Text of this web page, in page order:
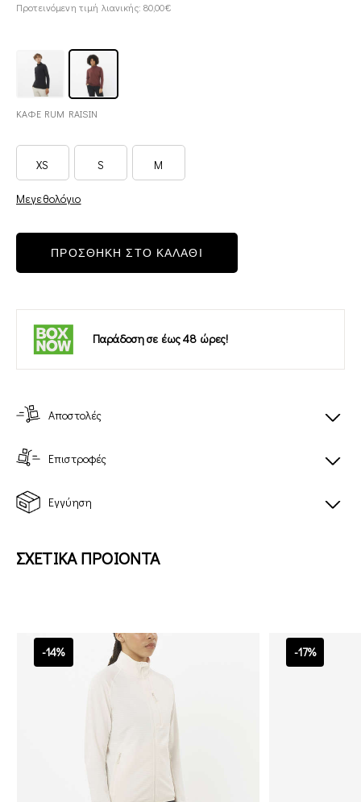
Προτεινόμενη τιμή λιανικής: 80,00€
ΚΑΦΕ RUM RAISIN
XS S M
Μεγεθολόγιο
ΠΡΟΣΘΗΚΗ ΣΤΟ ΚΑΛΑΘΙ
Παράδοση σε έως 48 ώρες!
Αποστολές
Επιστροφές
Εγγύηση
ΣΧΕΤΙΚΑ ΠΡΟΙΟΝΤΑ
-14% -17%